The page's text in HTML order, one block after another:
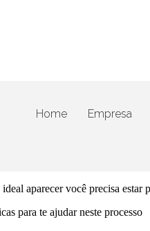
Home Empresa
aparecer você precisa estar
para te ajudar neste processo